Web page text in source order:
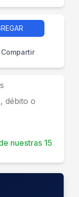
débito o
nuestras 15